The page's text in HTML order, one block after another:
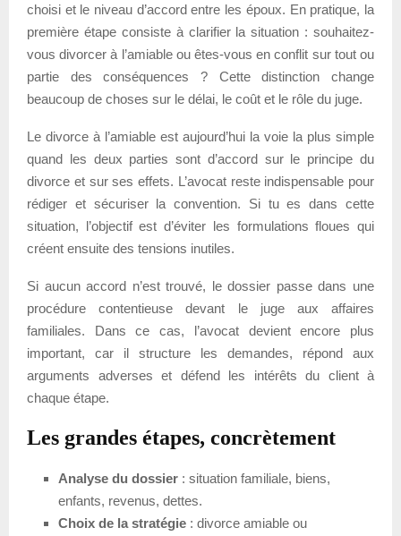
choisi et le niveau d’accord entre les époux. En pratique, la
première étape consiste à clarifier la situation : souhaitez-
vous divorcer à l’amiable ou êtes-vous en conflit sur tout ou
partie des conséquences ? Cette distinction change
beaucoup de choses sur le délai, le coût et le rôle du juge.
Le divorce à l’amiable est aujourd’hui la voie la plus simple
quand les deux parties sont d’accord sur le principe du
divorce et sur ses effets. L’avocat reste indispensable pour
rédiger et sécuriser la convention. Si tu es dans cette
situation, l’objectif est d’éviter les formulations floues qui
créent ensuite des tensions inutiles.
Si aucun accord n’est trouvé, le dossier passe dans une
procédure contentieuse devant le juge aux affaires
familiales. Dans ce cas, l’avocat devient encore plus
important, car il structure les demandes, répond aux
arguments adverses et défend les intérêts du client à
chaque étape.
Les grandes étapes, concrètement
Analyse du dossier : situation familiale, biens,
enfants, revenus, dettes.
Choix de la stratégie : divorce amiable ou